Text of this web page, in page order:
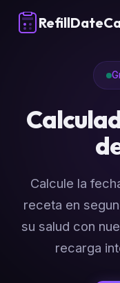
Calcule la
receta en
su salud con
recarga